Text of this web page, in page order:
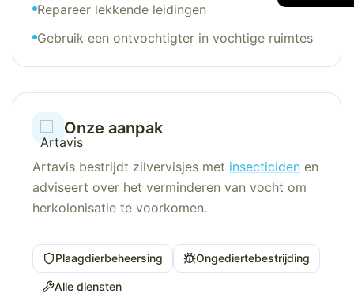
Repareer lekkende leidingen
Gebruik een ontvochtigter in vochtige ruimtes
Onze aanpak
Artavis bestrijdt zilvervisjes met insecticiden en
adviseert over het verminderen van vocht om
herkolonisatie te voorkomen.
Plaagdierbeheersing Ongediertebestrijding
Alle diensten